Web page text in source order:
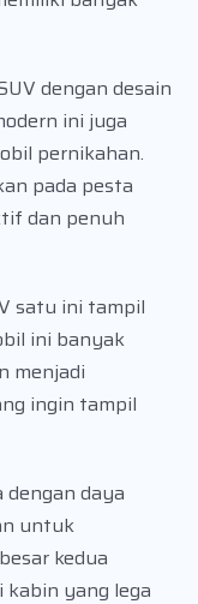
dengan desain
ini juga
pernikahan.
pada pesta
dan penuh
satu ini tampil
ini banyak
menjadi
ingin tampil
daya
untuk
kedua
kabin yang lega